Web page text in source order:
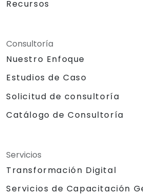
Recursos
Consultoría
Nuestro Enfoque
Estudios de Caso
Solicitud de consultoría
Catálogo de Consultoría
Servicios
Transformación Digital
Servicios de Capacitación